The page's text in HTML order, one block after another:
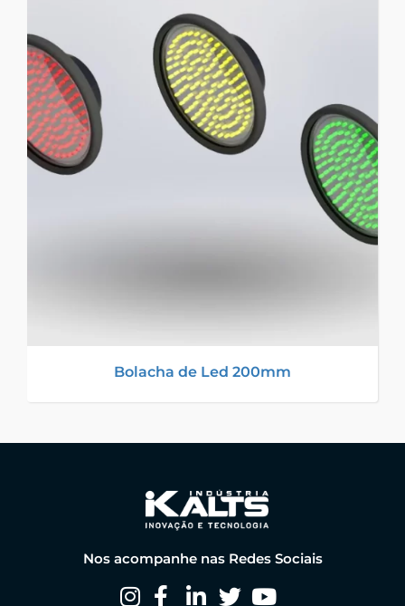
Bolacha de Led 200mm
Nos acompanhe nas Redes Sociais